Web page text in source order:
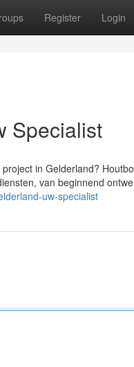
Register Login
Specialist
in Gelderland?
van beginnend
uw-specialist